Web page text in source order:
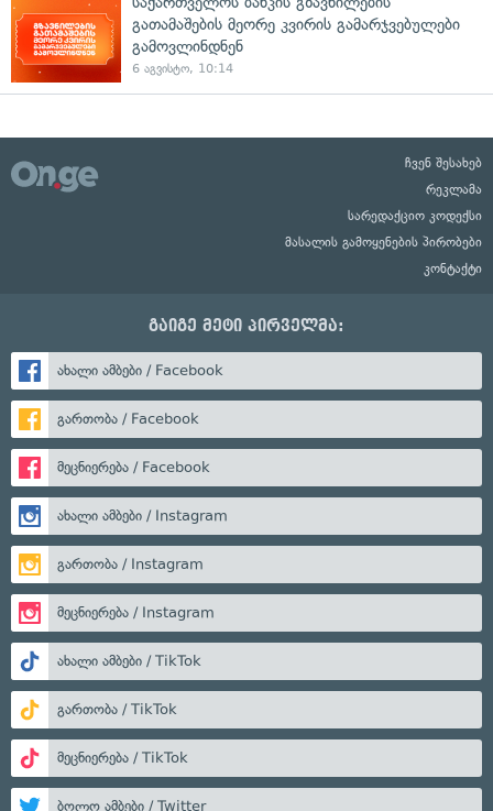
გათამაშების მეორე კვირის გამარჯვებულები
გამოვლინდნენ
6 აგვისტო, 10:14
ჩვენ შესახებ
რეკლამა
სარედაქციო კოდექსი
მასალის გამოყენების პირობები
კონტაქტი
გაიგე მეტი პირველმა:
ახალი ამბები / Facebook
გართობა / Facebook
მეცნიერება / Facebook
ახალი ამბები / Instagram
გართობა / Instagram
მეცნიერება / Instagram
ახალი ამბები / TikTok
გართობა / TikTok
მეცნიერება / TikTok
ბოლო ამბები / Twitter